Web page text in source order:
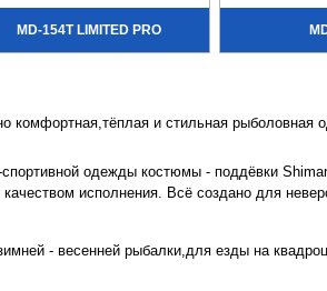
MD-154T LIMITED PRO
комфортная,тёплая и стильная рыболовная
одежды костюмы - поддёвки
исполнения. Всё создано для
- весенней рыбалки,для езды на